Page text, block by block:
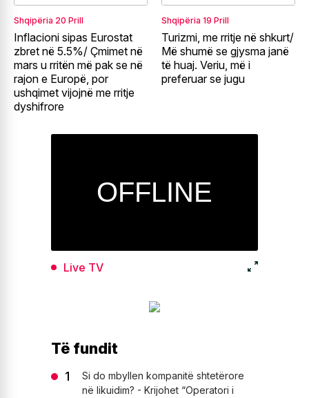
Shqipëria 20 Prill
Inflacioni sipas Eurostat
zbret në 5.5%/ Çmimet në
mars u rritën më pak se në
rajon e Europë, por
ushqimet vijojnë me rritje
dyshifrore
Shqipëria 19 Prill
Turizmi, me rritje në shkurt/
Më shumë se gjysma janë
të huaj. Veriu, më i
preferuar se jugu
Live TV
Të fundit
Si do mbyllen kompanitë shtetërore
në likuidim? - Krijohet “Operatori i